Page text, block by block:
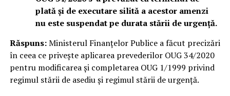
plată și de executare silită a acestor amenzi
nu este suspendat pe durata stării de urgență.
Răspuns:Ministerul Finanțelor Publice a făcut precizări
în ceea ce privește aplicarea prevederilor OUG 34/2020
pentru modificarea și completarea OUG 1/1999 privind
regimul stării de asediu și regimul stării de urgență.